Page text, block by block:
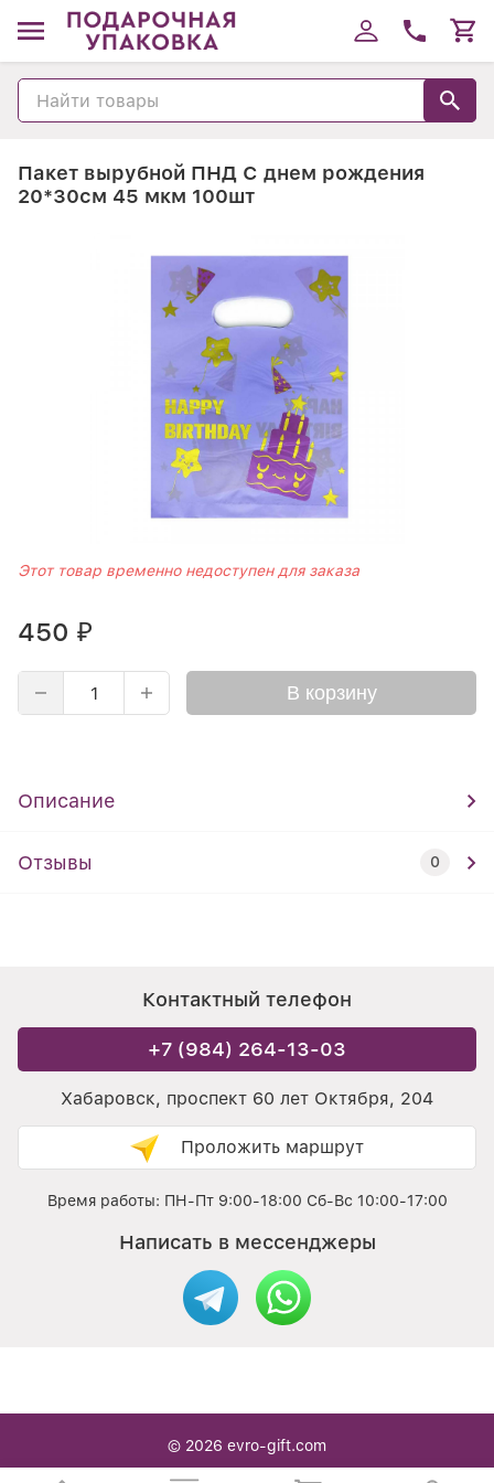
Пакет вырубной ПНД С днем рождения
20*30см 45 мкм 100шт
Этот товар временно недоступен для заказа
450 ₽
В корзину
Описание
Отзывы 0
Контактный телефон
+7 (984) 264-13-03
Хабаровск, проспект 60 лет Октября, 204
Проложить маршрут
Время работы: ПН-Пт 9:00-18:00 Сб-Вс 10:00-17:00
Написать в мессенджеры
© 2026 evro-gift.com